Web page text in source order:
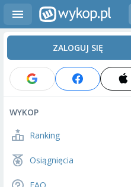
ZALOGUJ SIĘ
WYKOP
Ranking
Osiągnięcia